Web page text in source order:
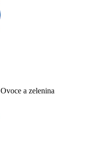
Ovoce a zelenina